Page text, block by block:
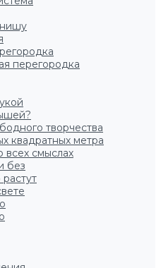
перегородка
творчества
квадратных метра
всех смыслах
без